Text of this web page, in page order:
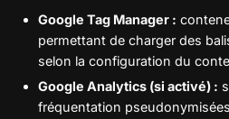
Google Tag Manager :
permettant de charger des
selon la configuration du
Google Analytics (si activé) :
fréquentation